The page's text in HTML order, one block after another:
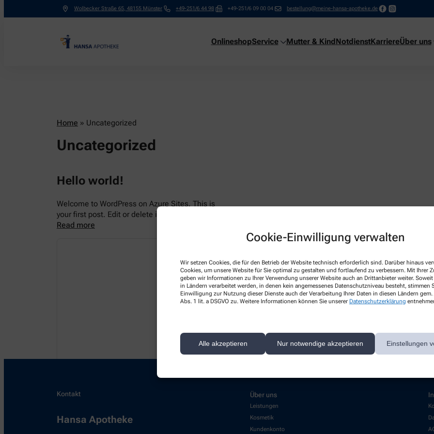
Cookie-Einwilligung verwalten
Wir setzen Cookies, die für den Betrieb der Website technisch erforderlich sind. Darüber hinaus
Cookies, um unsere Website für Sie optimal zu gestalten und fortlaufend zu verbessern. Mit Ihrer
geben wir Informationen zu Ihrer Verwendung unserer Website auch an Drittanbieter weiter. Soweit
in Ländern verarbeitet werden, in denen kein angemessenes Datenschutzniveau besteht, stimmen
Einwilligung zur Nutzung dieser Dienste auch der Verarbeitung Ihrer Daten in diesen Ländern
Abs. 1 lit. a DSGVO zu. Weitere Informationen können Sie unserer Datenschutzerklärung
Alle akzeptieren Nur notwendige akzeptieren Einstellungen
Wolbecker Straße 65, 48155 Münster +49-251/6 44 98 +49-251/6 09 00 04 bestellung@meine-hansa-apotheke.de
OnlineshopService Mutter & KindNotdienstKarriereÜber uns
Home » Uncategorized
Uncategorized
Hello world!
Welcome to WordPress on Azure Sites. This is
your first post. Edit or delete it, then start writing!
Read more
Hello world!
Welcome to WordPress on
start writing!
Kontakt
Hansa Apotheke
Über uns
Leistungen
Kosmetik
Kundenkonto